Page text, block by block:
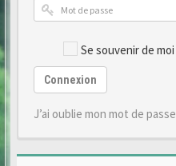
Se souvenir de moi
Connexion
J’ai oublie mon mot de passe